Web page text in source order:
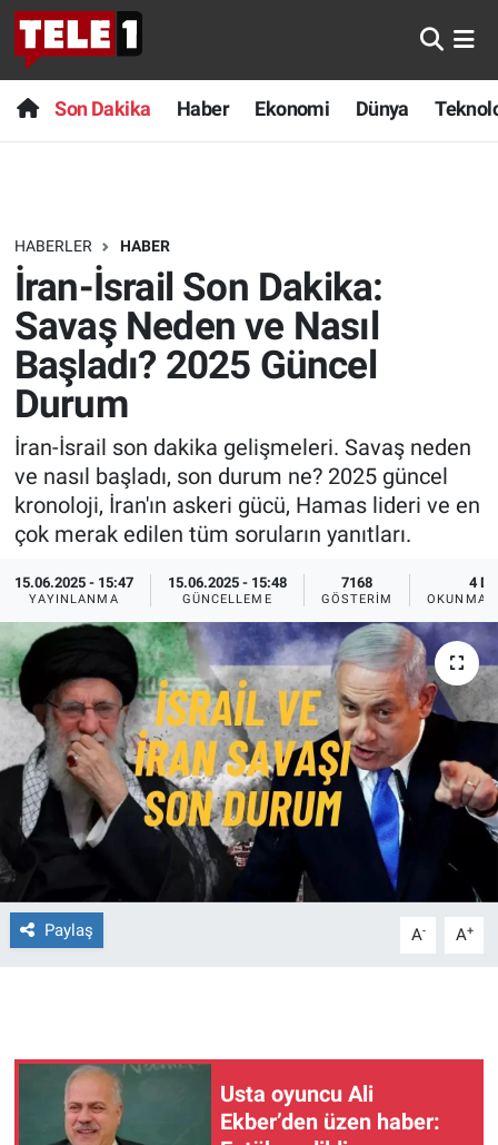
Son Dakika Haber Ekonomi Dünya
HABERLER HABER
İran-İsrail Son Dakika:
Savaş Neden ve Nasıl
Başladı? 2025 Güncel
Durum
İran-İsrail son dakika gelişmeleri. Savaş neden
ve nasıl başladı, son durum ne? 2025 güncel
kronoloji, İran'ın askeri gücü, Hamas lideri ve en
çok merak edilen tüm soruların yanıtları.
15.06.2025 - 15:47
YAYINLANMA
15.06.2025 - 15:48
GÜNCELLEME
7168
GÖSTERIM
4 DK
OKUNMA
Paylaş A- A+
Usta oyuncu Ali
Ekber’den üzen haber:
Anında Manşet
Başka Sohbetler
Bilim turu
Bilim ve Teknoloji Evreni
Doğa Konuşuyor
Dünya
Ege Saati
Ege'den Esintiler
Eğitim
Eğlence
Ekonomi
Forum
Gerçeğin İzinde
Gün Bitiyor
Günün görüntüsü
Son Dakika
Haber
Dünya
Teknoloji
Sağlık
Spor
Yayın Akışı
İletişim
Nöbetçi Eczaneler
Hava Durumu
Trafik Durumu
Süper Lig Puan Durumu ve Fikstür
Tüm Manşetler
Son Dakika Haberleri
Haber Arşivi